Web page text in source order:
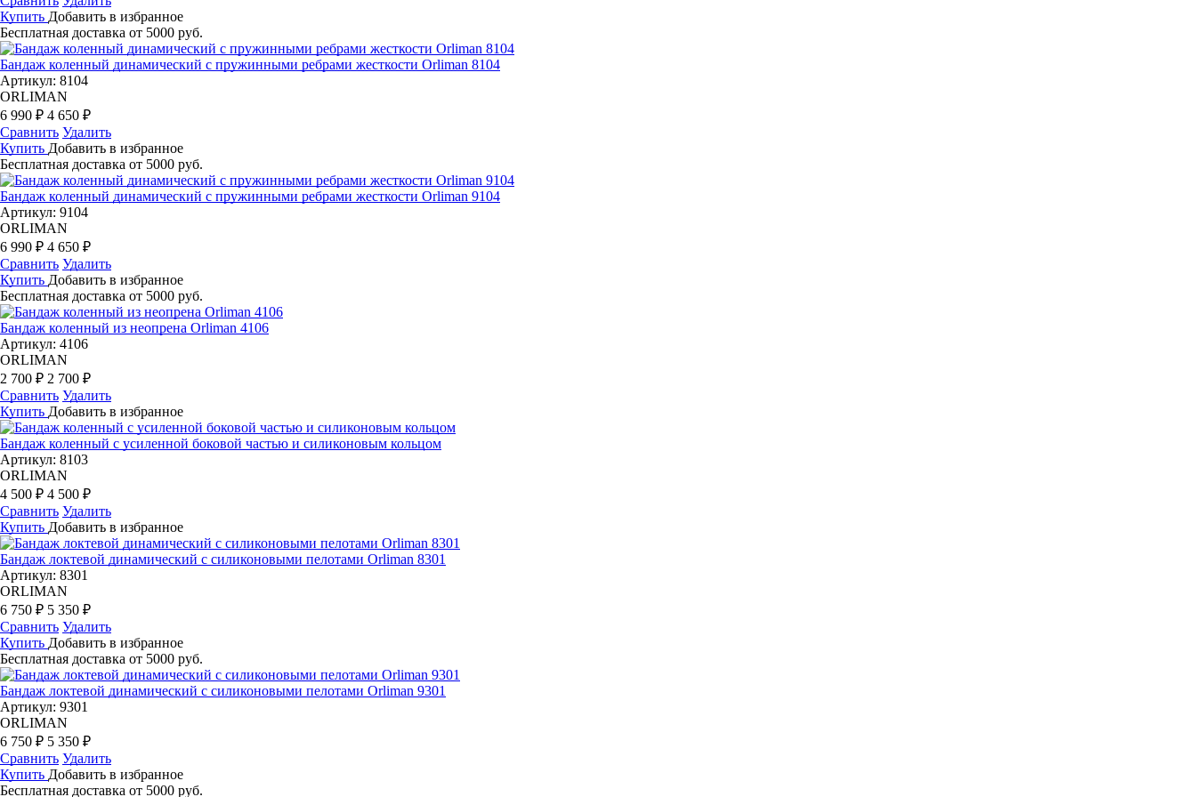
Купить Добавить в избранное
Бесплатная доставка от 5000 руб.
Бандаж коленный динамический с пружинными ребрами жесткости Orliman 8104
Артикул: 8104
ORLIMAN
6 990 ₽ 4 650 ₽
Сравнить Удалить
Купить Добавить в избранное
Бесплатная доставка от 5000 руб.
Бандаж коленный динамический с пружинными ребрами жесткости Orliman 9104
Артикул: 9104
ORLIMAN
6 990 ₽ 4 650 ₽
Сравнить Удалить
Купить Добавить в избранное
Бесплатная доставка от 5000 руб.
Бандаж коленный из неопрена Orliman 4106
Артикул: 4106
ORLIMAN
2 700 ₽ 2 700 ₽
Сравнить Удалить
Купить Добавить в избранное
Бандаж коленный с усиленной боковой частью и силиконовым кольцом
Артикул: 8103
ORLIMAN
4 500 ₽ 4 500 ₽
Сравнить Удалить
Купить Добавить в избранное
Бандаж локтевой динамический с силиконовыми пелотами Orliman 8301
Артикул: 8301
ORLIMAN
6 750 ₽ 5 350 ₽
Сравнить Удалить
Купить Добавить в избранное
Бесплатная доставка от 5000 руб.
Бандаж локтевой динамический с силиконовыми пелотами Orliman 9301
Артикул: 9301
ORLIMAN
6 750 ₽ 5 350 ₽
Сравнить Удалить
Купить Добавить в избранное
Бесплатная доставка от 5000 руб.